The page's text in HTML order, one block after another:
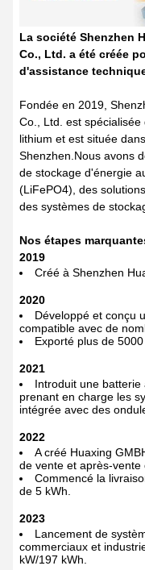
La société Shenzhen
Co., Ltd. a été créée
d'assistance
Fondée en 2019,
Co., Ltd. est
lithium et est située
Shenzhen.Nous avons
de stockage d'énergie
(LiFePO4), des
des systèmes de
Nos étapes
2019
Créé à Shenzhen
2020
Développé et conçu
compatible avec de
Exporté plus de
2021
Introduit une
prenant en charge les
intégrée avec des
2022
A créé Huaxing
de vente et après-vente
Commencé la
de 5 kWh.
2023
Lancement de
commerciaux et
kW/197 kWh.